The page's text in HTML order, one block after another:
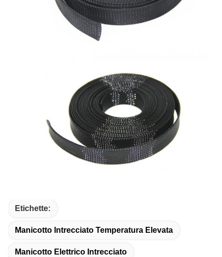
Etichette:
Manicotto Intrecciato Temperatura Elevata
Manicotto Elettrico Intrecciato